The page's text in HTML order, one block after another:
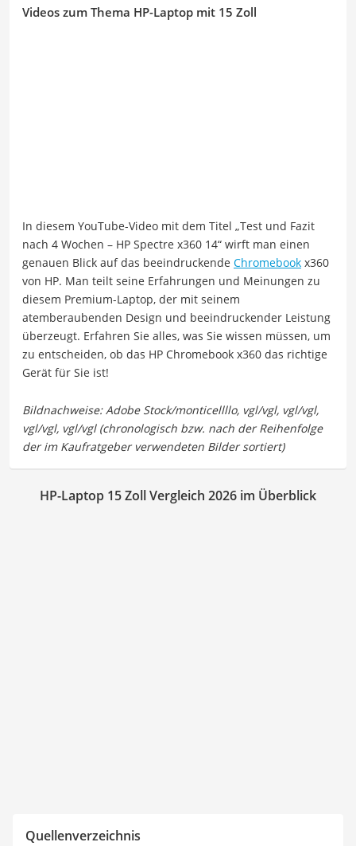
Videos zum Thema HP-Laptop mit 15 Zoll
In diesem YouTube-Video mit dem Titel „Test und Fazit
nach 4 Wochen – HP Spectre x360 14“ wirft man einen
genauen Blick auf das beeindruckende Chromebook x360
von HP. Man teilt seine Erfahrungen und Meinungen zu
diesem Premium-Laptop, der mit seinem
atemberaubenden Design und beeindruckender Leistung
überzeugt. Erfahren Sie alles, was Sie wissen müssen, um
zu entscheiden, ob das HP Chromebook x360 das richtige
Gerät für Sie ist!
HP-Laptop 15 Zoll Vergleich 2026 im Überblick
Quellenverzeichnis